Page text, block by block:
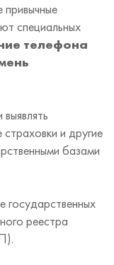
привычные
специальных
телефона
и другие
базами
государственных
реестра